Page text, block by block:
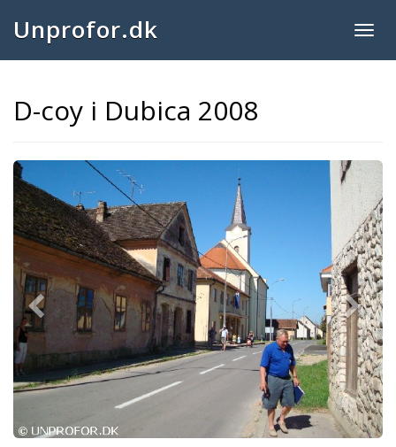
Unprofor.dk
D-coy i Dubica 2008
Previous Next